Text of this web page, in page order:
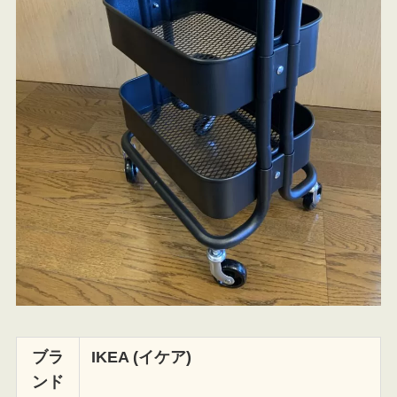
ブラ
ンド
IKEA (イケア)